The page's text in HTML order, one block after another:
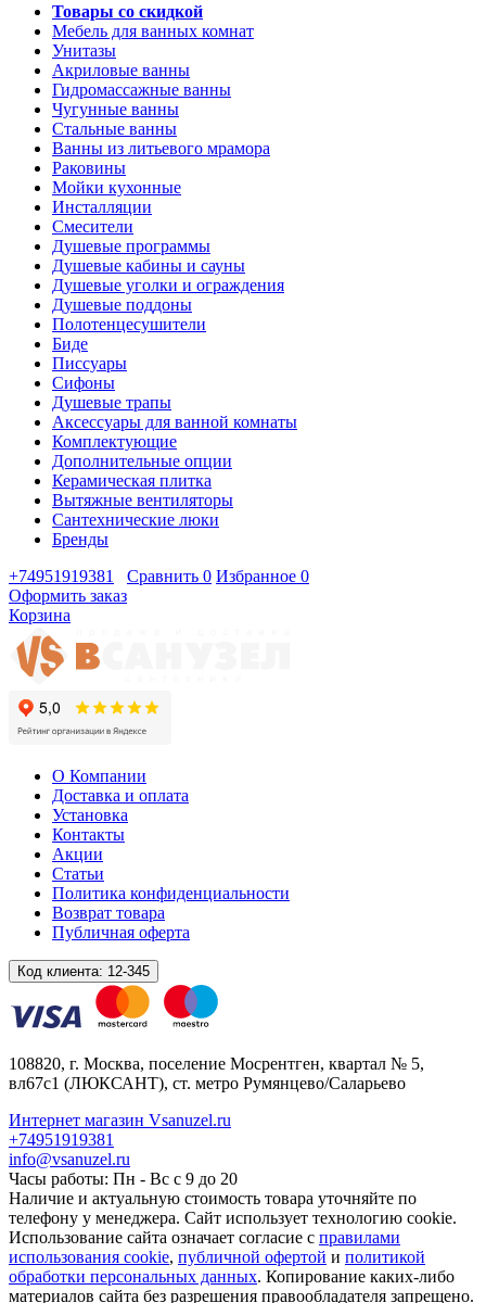
Товары со скидкой
Мебель для ванных комнат
Унитазы
Акриловые ванны
Гидромассажные ванны
Чугунные ванны
Стальные ванны
Ванны из литьевого мрамора
Раковины
Мойки кухонные
Инсталляции
Смесители
Душевые программы
Душевые кабины и сауны
Душевые уголки и ограждения
Душевые поддоны
Полотенцесушители
Биде
Писсуары
Сифоны
Душевые трапы
Аксессуары для ванной комнаты
Комплектующие
Дополнительные опции
Керамическая плитка
Вытяжные вентиляторы
Сантехнические люки
Бренды
+74951919381
Сравнить 0 Избранное 0
Оформить заказ
Корзина
О Компании
Доставка и оплата
Установка
Контакты
Акции
Статьи
Политика конфиденциальности
Возврат товара
Публичная оферта
Код клиента: 12-345
108820, г. Москва, поселение Мосрентген, квартал № 5,
вл67с1 (ЛЮКСАНТ), ст. метро Румянцево/Саларьево
Интернет магазин Vsanuzel.ru
+74951919381
info@vsanuzel.ru
Часы работы: Пн - Вс с 9 до 20
Наличие и актуальную стоимость товара уточняйте по
телефону у менеджера. Сайт использует технологию cookie.
Использование сайта означает согласие с правилами
использования cookie, публичной офертой и политикой
обработки персональных данных. Копирование каких-либо
материалов сайта без разрешения правообладателя запрещено.